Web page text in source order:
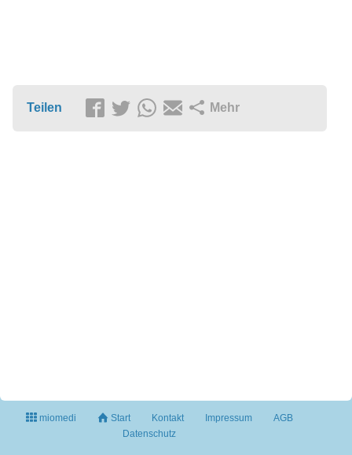
Teilen Mehr
miomedi Start Kontakt Impressum
AGB
Datenschutz